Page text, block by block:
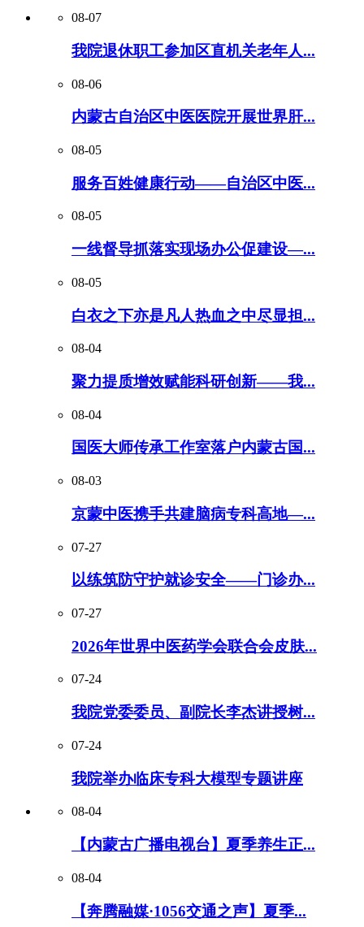
08-07
我院退休职工参加区直机关老年人...
08-06
内蒙古自治区中医医院开展世界肝...
08-05
服务百姓健康行动——自治区中医...
08-05
一线督导抓落实现场办公促建设—...
08-05
白衣之下亦是凡人热血之中尽显担...
08-04
聚力提质增效赋能科研创新——我...
08-04
国医大师传承工作室落户内蒙古国...
08-03
京蒙中医携手共建脑病专科高地—...
07-27
以练筑防守护就诊安全——门诊办...
07-27
2026年世界中医药学会联合会皮肤...
07-24
我院党委委员、副院长李杰讲授树...
07-24
我院举办临床专科大模型专题讲座
08-04
【内蒙古广播电视台】夏季养生正...
08-04
【奔腾融媒·1056交通之声】夏季...